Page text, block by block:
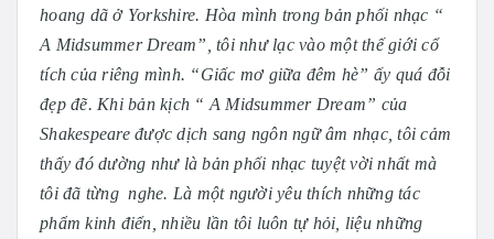
hoang dã ở Yorkshire. Hòa mình trong bản phối nhạc “
A Midsummer Dream”, tôi như lạc vào một thế giới cổ
tích của riêng mình. “Giấc mơ giữa đêm hè” ấy quá đỗi
đẹp đẽ. Khi bản kịch “ A Midsummer Dream” của
Shakespeare được dịch sang ngôn ngữ âm nhạc, tôi cảm
thấy đó dường như là bản phối nhạc tuyệt vời nhất mà
tôi đã từng nghe. Là một người yêu thích những tác
phẩm kinh điển, nhiều lần tôi luôn tự hỏi, liệu những